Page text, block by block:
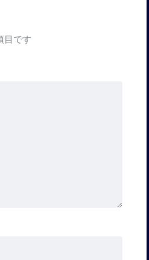
目です